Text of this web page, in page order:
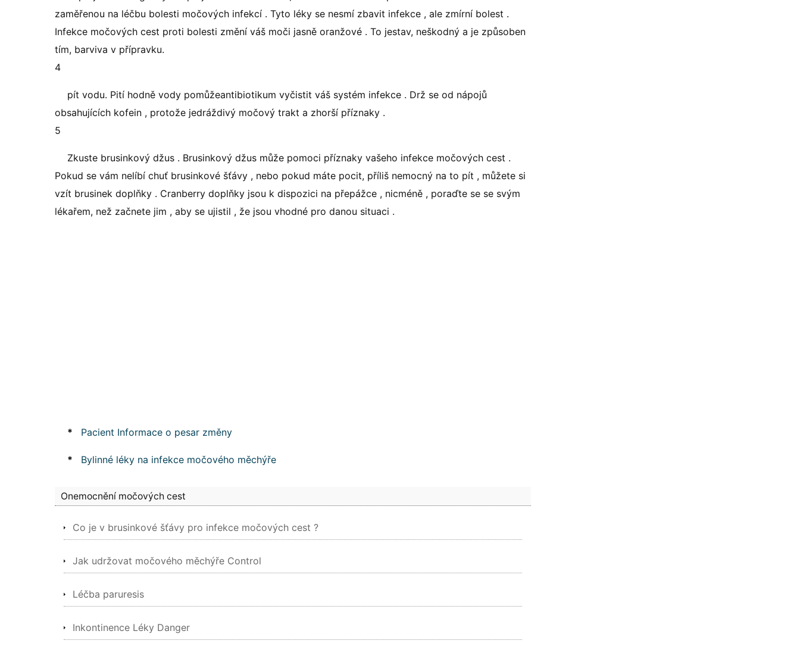
zaměřenou na léčbu bolesti močových infekcí . Tyto léky se nesmí zbavit infekce , ale zmírní bolest .
Infekce močových cest proti bolesti změní váš moči jasně oranžové . To jestav, neškodný a je způsoben
tím, barviva v přípravku.
4
pít vodu. Pití hodně vody pomůžeantibiotikum vyčistit váš systém infekce . Drž se od nápojů
obsahujících kofein , protože jedráždivý močový trakt a zhorší příznaky .
5
Zkuste brusinkový džus . Brusinkový džus může pomoci příznaky vašeho infekce močových cest .
Pokud se vám nelíbí chuť brusinkové šťávy , nebo pokud máte pocit, příliš nemocný na to pít , můžete si
vzít brusinek doplňky . Cranberry doplňky jsou k dispozici na přepážce , nicméně , poraďte se se svým
lékařem, než začnete jim , aby se ujistil , že jsou vhodné pro danou situaci .
* Pacient Informace o pesar změny
* Bylinné léky na infekce močového měchýře
Onemocnění močových cest
Co je v brusinkové šťávy pro infekce močových cest ?
Jak udržovat močového měchýře Control
Léčba paruresis
Inkontinence Léky Danger